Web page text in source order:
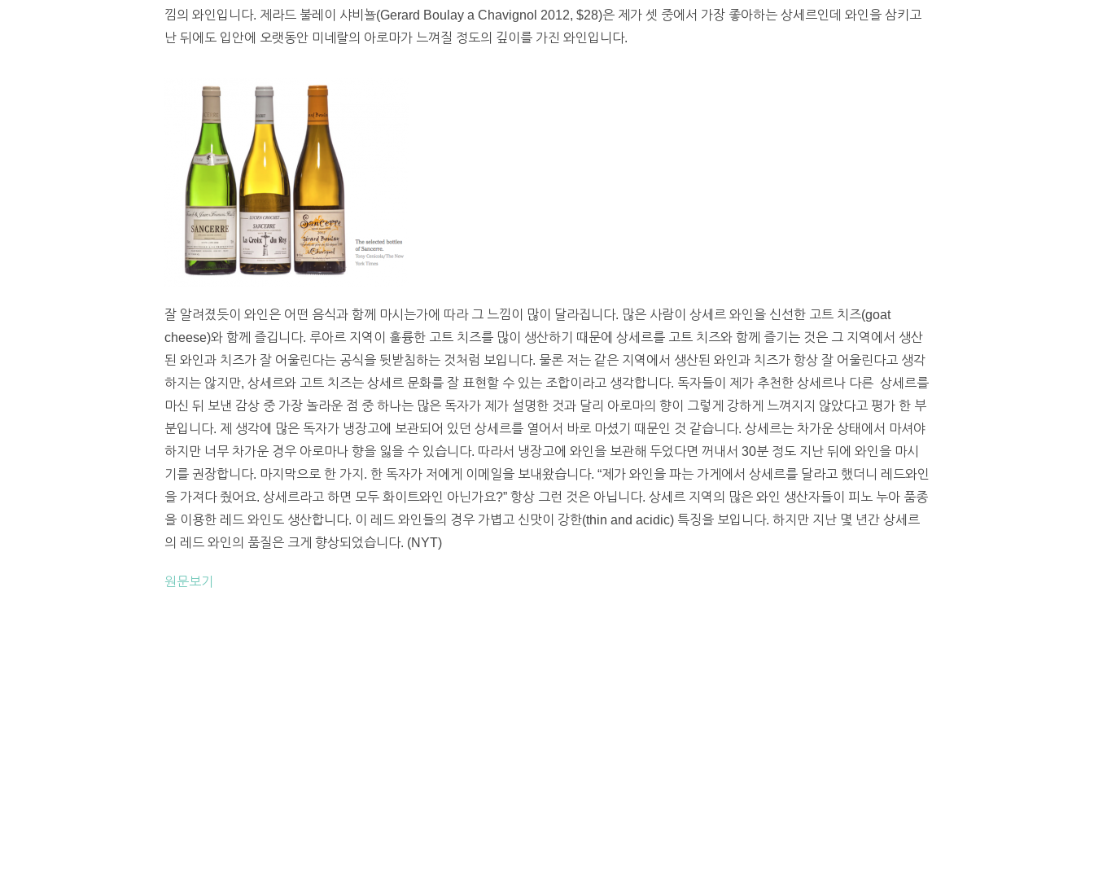
낌의 와인입니다. 제라드 불레이 샤비뇰(Gerard Boulay a Chavignol 2012, $28)은 제가 셋 중에서 가장 좋아하는 상세르인데 와인을 삼키고
난 뒤에도 입안에 오랫동안 미네랄의 아로마가 느껴질 정도의 깊이를 가진 와인입니다.
잘 알려졌듯이 와인은 어떤 음식과 함께 마시는가에 따라 그 느낌이 많이 달라집니다. 많은 사람이 상세르 와인을 신선한 고트 치즈(goat
cheese)와 함께 즐깁니다. 루아르 지역이 훌륭한 고트 치즈를 많이 생산하기 때문에 상세르를 고트 치즈와 함께 즐기는 것은 그 지역에서 생산
된 와인과 치즈가 잘 어울린다는 공식을 뒷받침하는 것처럼 보입니다. 물론 저는 같은 지역에서 생산된 와인과 치즈가 항상 잘 어울린다고 생각
하지는 않지만, 상세르와 고트 치즈는 상세르 문화를 잘 표현할 수 있는 조합이라고 생각합니다. 독자들이 제가 추천한 상세르나 다른 상세르를
마신 뒤 보낸 감상 중 가장 놀라운 점 중 하나는 많은 독자가 제가 설명한 것과 달리 아로마의 향이 그렇게 강하게 느껴지지 않았다고 평가 한 부
분입니다. 제 생각에 많은 독자가 냉장고에 보관되어 있던 상세르를 열어서 바로 마셨기 때문인 것 같습니다. 상세르는 차가운 상태에서 마셔야
하지만 너무 차가운 경우 아로마나 향을 잃을 수 있습니다. 따라서 냉장고에 와인을 보관해 두었다면 꺼내서 30분 정도 지난 뒤에 와인을 마시
기를 권장합니다. 마지막으로 한 가지. 한 독자가 저에게 이메일을 보내왔습니다. “제가 와인을 파는 가게에서 상세르를 달라고 했더니 레드와인
을 가져다 줬어요. 상세르라고 하면 모두 화이트와인 아닌가요?” 항상 그런 것은 아닙니다. 상세르 지역의 많은 와인 생산자들이 피노 누아 품종
을 이용한 레드 와인도 생산합니다. 이 레드 와인들의 경우 가볍고 신맛이 강한(thin and acidic) 특징을 보입니다. 하지만 지난 몇 년간 상세르
의 레드 와인의 품질은 크게 향상되었습니다. (NYT)
원문보기